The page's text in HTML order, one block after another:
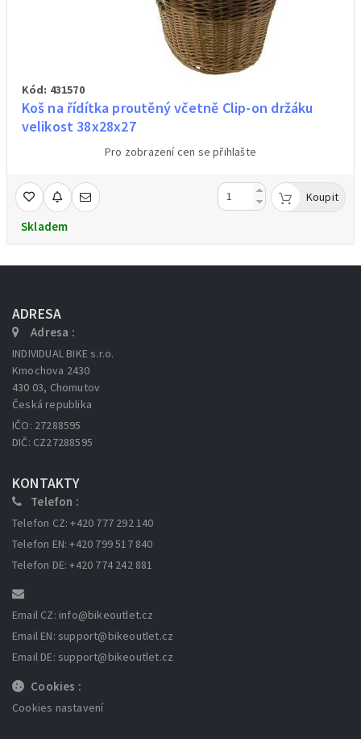
Kód: 431570
Koš na řídítka proutěný včetně Clip-on držáku
velikost 38x28x27
Pro zobrazení cen se přihlašte
Skladem
Koupit
ADRESA
Adresa :
INDIVIDUAL BIKE s.r.o.
Kmochova 2430
430 03, Chomutov
Česká republika
IČO: 27288595
DIČ: CZ27288595
KONTAKTY
Telefon :
Telefon CZ: +420 777 292 140
Telefon EN: +420 799 517 840
Telefon DE: +420 774 242 881
Email CZ: info@bikeoutlet.cz
Email EN: support@bikeoutlet.cz
Email DE: support@bikeoutlet.cz
Cookies :
Cookies nastavení